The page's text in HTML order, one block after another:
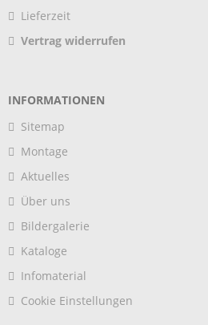
Lieferzeit
Vertrag widerrufen
INFORMATIONEN
Sitemap
Montage
Aktuelles
Über uns
Bildergalerie
Kataloge
Infomaterial
Cookie Einstellungen